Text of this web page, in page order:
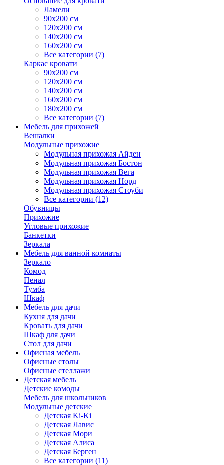
Ламели
90х200 см
120х200 см
140х200 см
160х200 см
Все категории (7)
Каркас кровати
90х200 см
120х200 см
140х200 см
160х200 см
180х200 см
Все категории (7)
Мебель для прихожей
Вешалки
Модульные прихожие
Модульная прихожая Айден
Модульная прихожая Бостон
Модульная прихожая Вега
Модульная прихожая Норд
Модульная прихожая Стоуби
Все категории (12)
Обувницы
Прихожие
Угловые прихожие
Банкетки
Зеркала
Мебель для ванной комнаты
Зеркало
Комод
Пенал
Тумба
Шкаф
Мебель для дачи
Кухня для дачи
Кровать для дачи
Шкаф для дачи
Стол для дачи
Офисная мебель
Офисные столы
Офисные стеллажи
Детская мебель
Детские комоды
Мебель для школьников
Модульные детские
Детская Ki-Ki
Детская Лавис
Детская Мори
Детская Алиса
Детская Берген
Все категории (11)